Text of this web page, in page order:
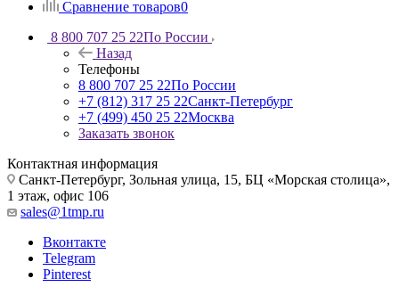
Сравнение товаров0
8 800 707 25 22По России
Назад
Телефоны
8 800 707 25 22По России
+7 (812) 317 25 22Санкт-Петербург
+7 (499) 450 25 22Москва
Заказать звонок
Контактная информация
Санкт-Петербург, Зольная улица, 15, БЦ «Морская столица»,
1 этаж, офис 106
sales@1tmp.ru
Вконтакте
Telegram
Pinterest